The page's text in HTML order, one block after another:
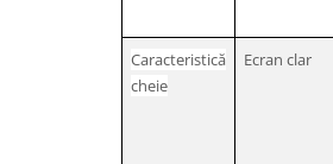
Caracteristică
cheie
Ecran clar